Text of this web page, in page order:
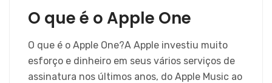
O que é o Apple One
O que é o Apple One?A Apple investiu muito
esforço e dinheiro em seus vários serviços de
assinatura nos últimos anos, do Apple Music ao